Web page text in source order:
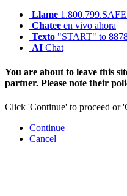
Llame 1.800.799.SAFE
Chatee en vivo ahora
Texto "START" to
AI Chat
You are about to leave this
partner. Please note their
Click 'Continue' to proceed or
Continue
Cancel